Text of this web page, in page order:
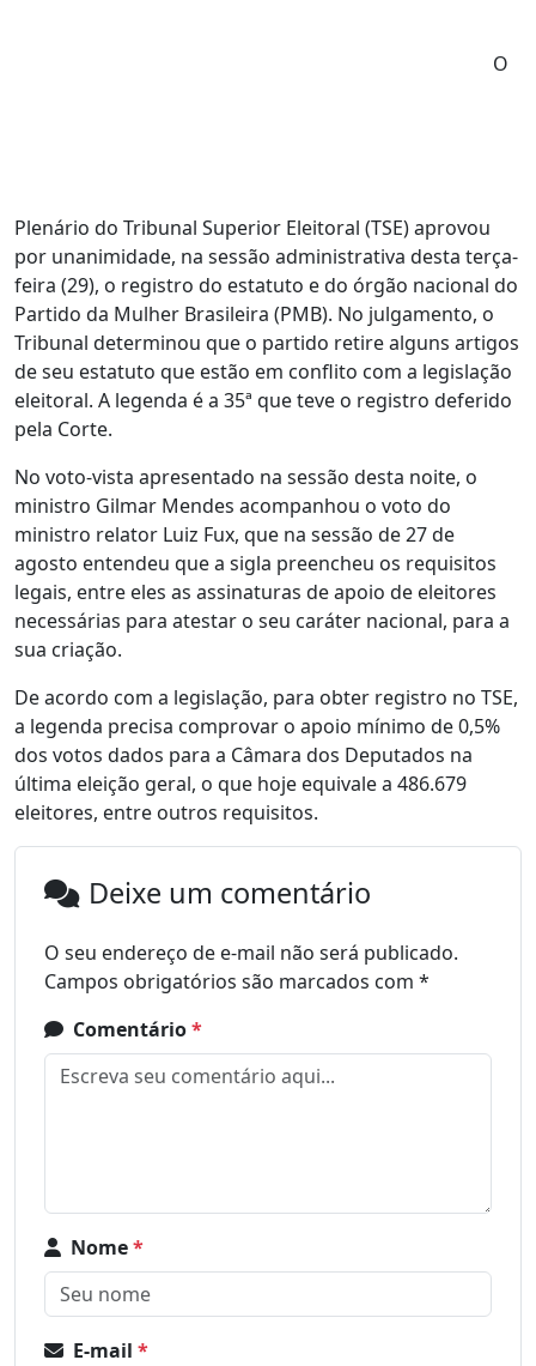
O
Plenário do Tribunal Superior Eleitoral (TSE) aprovou
por unanimidade, na sessão administrativa desta terça-
feira (29), o registro do estatuto e do órgão nacional do
Partido da Mulher Brasileira (PMB). No julgamento, o
Tribunal determinou que o partido retire alguns artigos
de seu estatuto que estão em conflito com a legislação
eleitoral. A legenda é a 35ª que teve o registro deferido
pela Corte.
No voto-vista apresentado na sessão desta noite, o
ministro Gilmar Mendes acompanhou o voto do
ministro relator Luiz Fux, que na sessão de 27 de
agosto entendeu que a sigla preencheu os requisitos
legais, entre eles as assinaturas de apoio de eleitores
necessárias para atestar o seu caráter nacional, para a
sua criação.
De acordo com a legislação, para obter registro no TSE,
a legenda precisa comprovar o apoio mínimo de 0,5%
dos votos dados para a Câmara dos Deputados na
última eleição geral, o que hoje equivale a 486.679
eleitores, entre outros requisitos.
Deixe um comentário
O seu endereço de e-mail não será publicado.
Campos obrigatórios são marcados com *
Comentário*
Nome*
E-mail *